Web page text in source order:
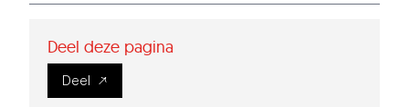
Deel deze pagina
Deel